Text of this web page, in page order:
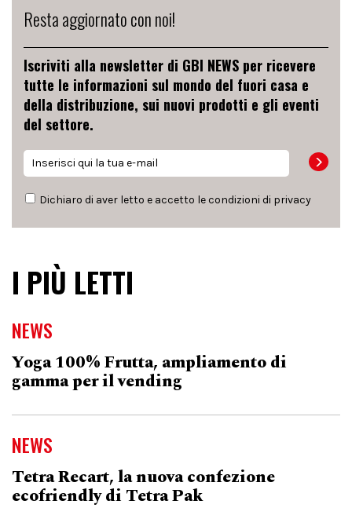
Resta aggiornato con noi!
Iscriviti alla newsletter di GBI NEWS per ricevere
tutte le informazioni sul mondo del fuori casa e
della distribuzione, sui nuovi prodotti e gli eventi
del settore.
Dichiaro di aver letto e accetto le condizioni di privacy
I PIÙ LETTI
NEWS
Yoga 100% Frutta, ampliamento di
gamma per il vending
NEWS
Tetra Recart, la nuova confezione
ecofriendly di Tetra Pak